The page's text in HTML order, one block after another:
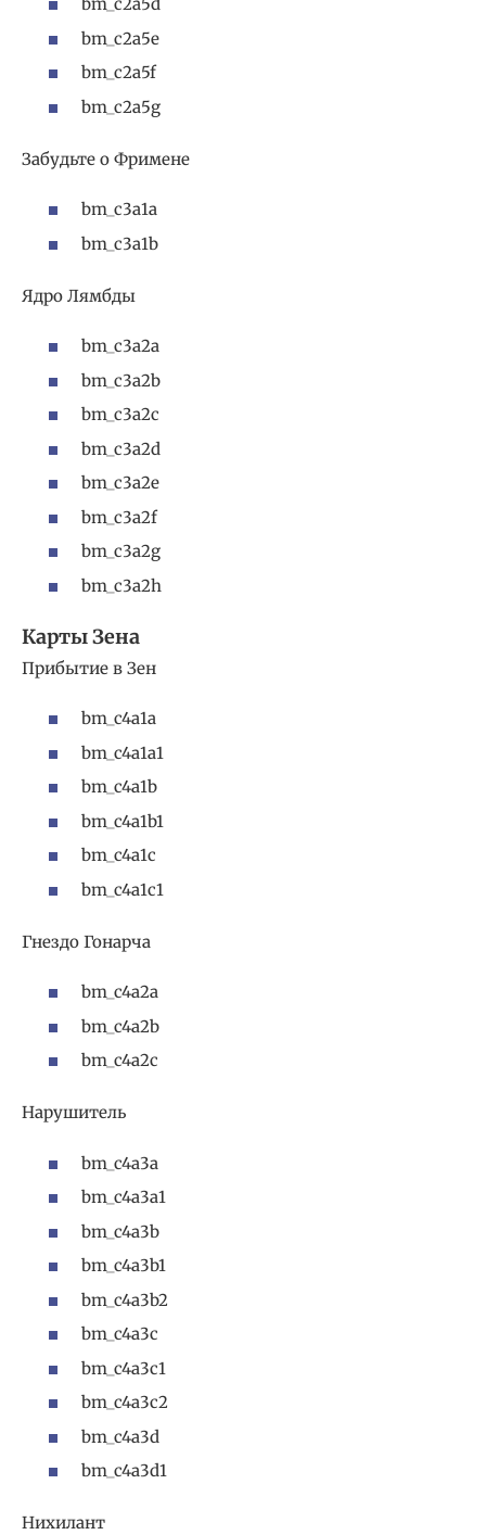
bm_c2a5e
bm_c2a5f
bm_c2a5g
Забудьте о Фримене
bm_c3a1a
bm_c3a1b
Ядро Лямбды
bm_c3a2a
bm_c3a2b
bm_c3a2c
bm_c3a2d
bm_c3a2e
bm_c3a2f
bm_c3a2g
bm_c3a2h
Карты Зена
Прибытие в Зен
bm_c4a1a
bm_c4a1a1
bm_c4a1b
bm_c4a1b1
bm_c4a1c
bm_c4a1c1
Гнездо Гонарча
bm_c4a2a
bm_c4a2b
bm_c4a2c
Нарушитель
bm_c4a3a
bm_c4a3a1
bm_c4a3b
bm_c4a3b1
bm_c4a3b2
bm_c4a3c
bm_c4a3c1
bm_c4a3c2
bm_c4a3d
bm_c4a3d1
Нихилант